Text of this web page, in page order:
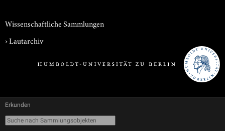
Wissenschaftliche Sammlungen
›Lautarchiv
Erkunden